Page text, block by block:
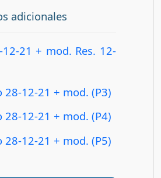
adicionales
12-21 + mod. Res. 12-
28-12-21 + mod. (P3)
28-12-21 + mod. (P4)
28-12-21 + mod. (P5)